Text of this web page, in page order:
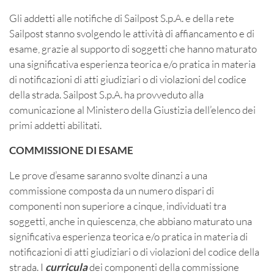
Gli addetti alle notifiche di Sailpost S.p.A. e della rete
Sailpost stanno svolgendo le attività di affiancamento e di
esame, grazie al supporto di soggetti che hanno maturato
una significativa esperienza teorica e/o pratica in materia
di notificazioni di atti giudiziari o di violazioni del codice
della strada. Sailpost S.p.A. ha provveduto alla
comunicazione al Ministero della Giustizia dell’elenco dei
primi addetti abilitati.
COMMISSIONE DI ESAME
Le prove d’esame saranno svolte dinanzi a una
commissione composta da un numero dispari di
componenti non superiore a cinque, individuati tra
soggetti, anche in quiescenza, che abbiano maturato una
significativa esperienza teorica e/o pratica in materia di
notificazioni di atti giudiziari o di violazioni del codice della
strada. I curriculadei componenti della commissione